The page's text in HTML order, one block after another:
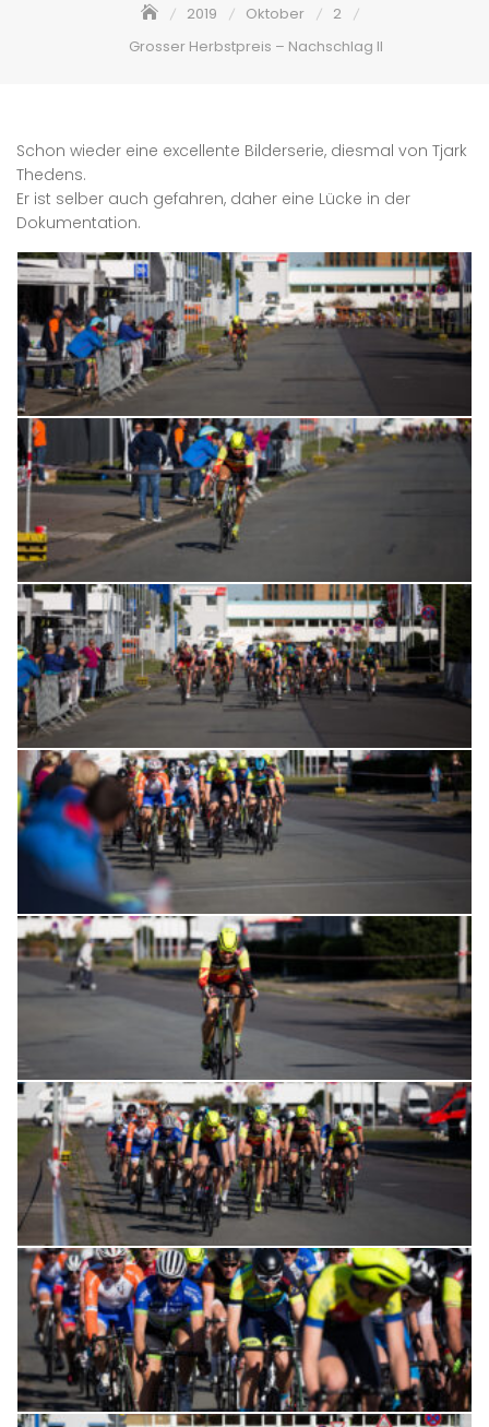
2019 Oktober
2
Grosser Herbstpreis – Nachschlag II
Schon wieder eine excellente Bilderserie, diesmal von Tjark
Thedens.
Er ist selber auch gefahren, daher eine Lücke in der
Dokumentation.